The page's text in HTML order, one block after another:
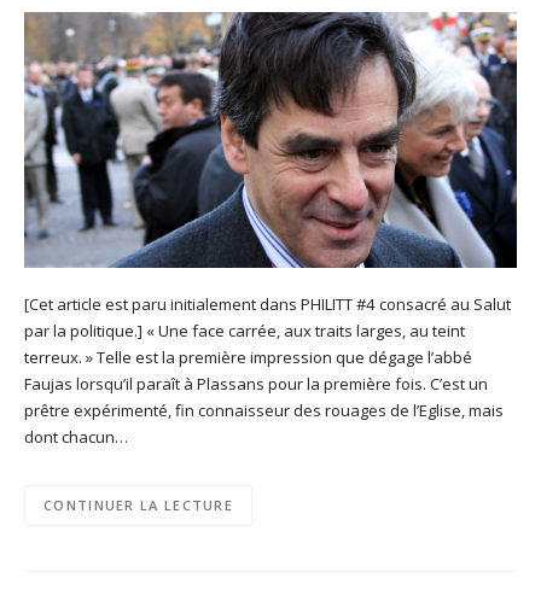
[Cet article est paru initialement dans PHILITT #4 consacré au Salut
par la politique.] « Une face carrée, aux traits larges, au teint
terreux. » Telle est la première impression que dégage l’abbé
Faujas lorsqu’il paraît à Plassans pour la première fois. C’est un
prêtre expérimenté, fin connaisseur des rouages de l’Eglise, mais
dont chacun…
CONTINUER LA LECTURE